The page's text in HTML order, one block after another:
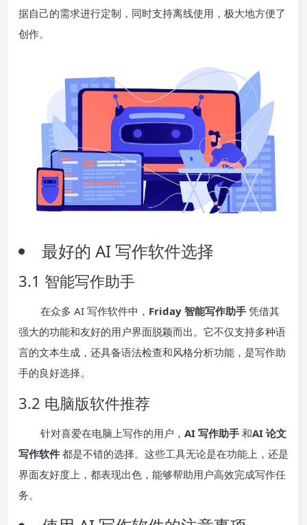
据自己的需求进行定制，同时支持离线使用，极大地方便了
创作。
最好的 AI 写作软件选择
3.1 智能写作助手
在众多 AI 写作软件中， Friday 智能写作助手 凭借其
强大的功能和友好的用户界面脱颖而出。它不仅支持多种语
言的文本生成，还具备语法检查和风格分析功能，是写作助
手的良好选择。
3.2 电脑版软件推荐
针对喜爱在电脑上写作的用户， AI 写作助手 和AI 论文
写作软件 都是不错的选择。这些工具无论是在功能上，还是
界面友好度上，都表现出色，能够帮助用户高效完成写作任
务。